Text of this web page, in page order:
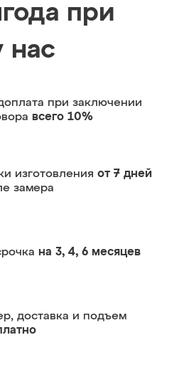
при
нас
при заключении
всего 10%
изготовления от 7 дней
замера
на 3, 4, 6 месяцев
доставка и подъем